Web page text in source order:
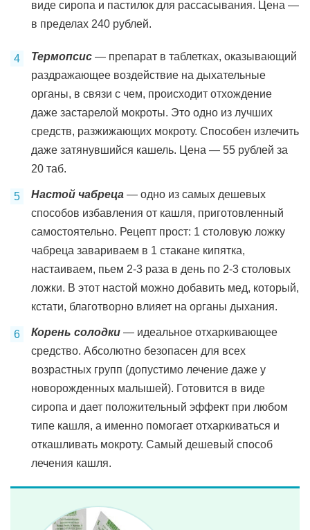
виде сиропа и пастилок для рассасывания. Цена —
в пределах 240 рублей.
Термопсис — препарат в таблетках, оказывающий
раздражающее воздействие на дыхательные
органы, в связи с чем, происходит отхождение
даже застарелой мокроты. Это одно из лучших
средств, разжижающих мокроту. Способен излечить
даже затянувшийся кашель. Цена — 55 рублей за
20 таб.
Настой чабреца — одно из самых дешевых
способов избавления от кашля, приготовленный
самостоятельно. Рецепт прост: 1 столовую ложку
чабреца завариваем в 1 стакане кипятка,
настаиваем, пьем 2-3 раза в день по 2-3 столовых
ложки. В этот настой можно добавить мед, который,
кстати, благотворно влияет на органы дыхания.
Корень солодки — идеальное отхаркивающее
средство. Абсолютно безопасен для всех
возрастных групп (допустимо лечение даже у
новорожденных малышей). Готовится в виде
сиропа и дает положительный эффект при любом
типе кашля, а именно помогает отхаркиваться и
откашливать мокроту. Самый дешевый способ
лечения кашля.